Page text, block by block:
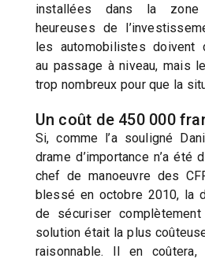
installées dans la zone
heureuses de
les automobilistes doivent
au passage à niveau, mais
trop nombreux pour que la
Un coût de 450 000
Si, comme l’a souligné
drame d’importance n’a été
chef de manoeuvre des
blessé en octobre 2010, la
de sécuriser
solution était la plus
raisonnable. Il en